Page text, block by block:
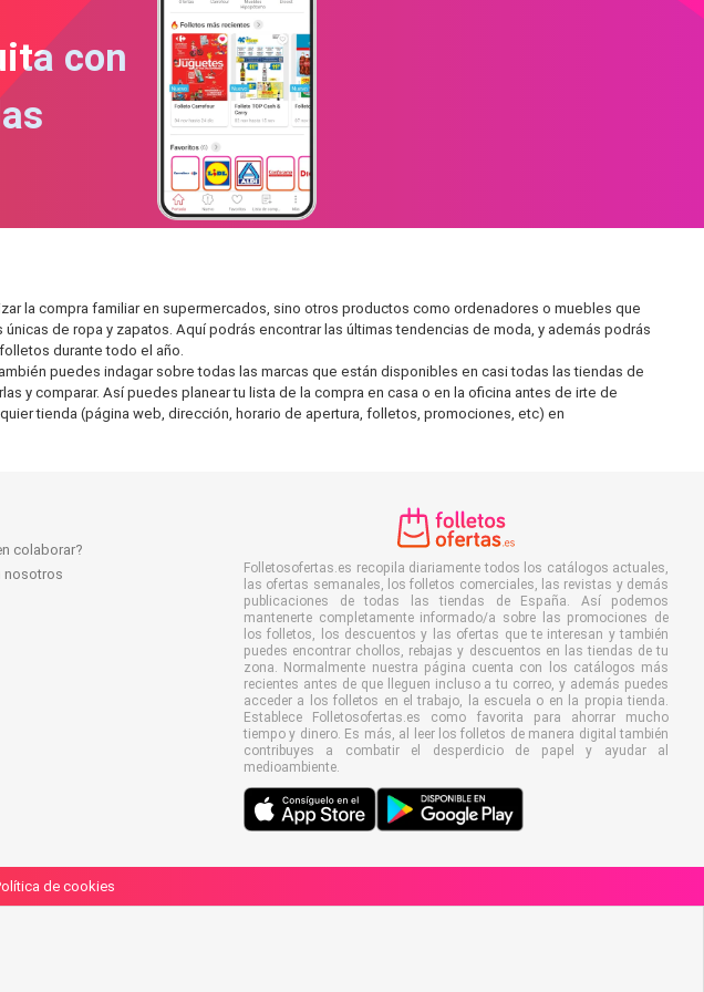
con
la compra familiar en supermercados, sino otros productos como ordenadores o muebles que
de ropa y zapatos. Aquí podrás encontrar las últimas tendencias de moda, y además podrás
durante todo el año.
puedes indagar sobre todas las marcas que están disponibles en casi todas las tiendas de
y comparar. Así puedes planear tu lista de la compra en casa o en la oficina antes de irte de
tienda (página web, dirección, horario de apertura, folletos, promociones, etc) en
colaborar?
nosotros
Folletosofertas.es recopila diariamente todos los catálogos actuales,
las ofertas semanales, los folletos comerciales, las revistas y demás
publicaciones de todas las tiendas de España. Así podemos
mantenerte completamente informado/a sobre las promociones de
los folletos, los descuentos y las ofertas que te interesan y también
puedes encontrar chollos, rebajas y descuentos en las tiendas de tu
zona. Normalmente nuestra página cuenta con los catálogos más
recientes antes de que lleguen incluso a tu correo, y además puedes
acceder a los folletos en el trabajo, la escuela o en la propia tienda.
Establece Folletosofertas.es como favorita para ahorrar mucho
tiempo y dinero. Es más, al leer los folletos de manera digital también
contribuyes a combatir el desperdicio de papel y ayudar al
medioambiente.
de cookies